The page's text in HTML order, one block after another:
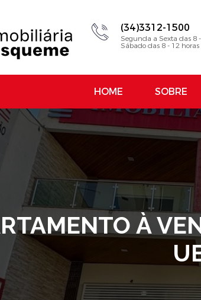
(34)3312-1500
Segunda a Sexta das 8
Sábado das 8 - 12 horas
HOME SOBRE
À